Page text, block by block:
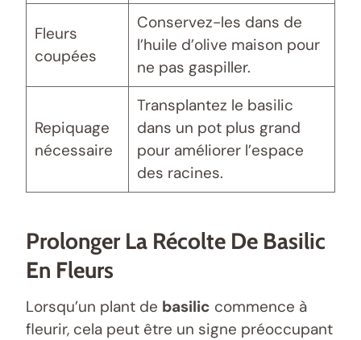
Fleurs
coupées
Conservez-les dans de
l’huile d’olive maison pour
ne pas gaspiller.
Repiquage
nécessaire
Transplantez le basilic
dans un pot plus grand
pour améliorer l’espace
des racines.
Prolonger La Récolte De Basilic
En Fleurs
Lorsqu’un plant de basilic commence à
fleurir, cela peut être un signe préoccupant